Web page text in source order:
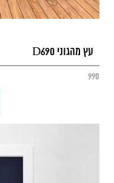
עץ מהגוני D690
990